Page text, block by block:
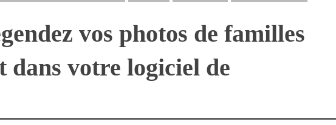
vos photos de familles
dans votre logiciel de